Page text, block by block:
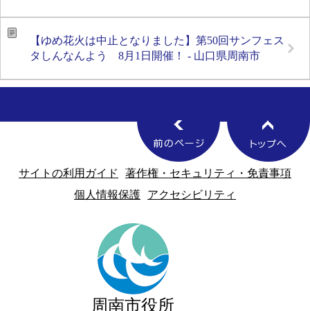
【ゆめ花火は中止となりました】第50回サンフェス
タしんなんよう 8月1日開催！ - 山口県周南市
サイトの利用ガイド
著作権・セキュリティ・免責事項
個人情報保護
アクセシビリティ
周南市役所